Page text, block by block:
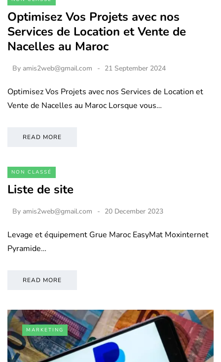
Optimisez Vos Projets avec nos
Services de Location et Vente de
Nacelles au Maroc
By amis2web@gmail.com 21 September 2024
Optimisez Vos Projets avec nos Services de Location et
Vente de Nacelles au Maroc Lorsque vous…
READ MORE
NON CLASSÉ
Liste de site
By amis2web@gmail.com 20 December 2023
Levage et équipement Grue Maroc EasyMat Moxinternet
Pyramide…
READ MORE
MARKETING